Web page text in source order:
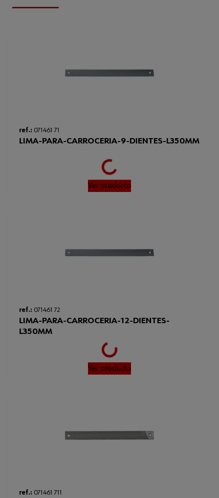
110 mm
ref.: 071461 71
LIMA-PARA-CARROCERIA-9-DIENTES-L350MM
Loading...
Ver producto
ref.: 071461 72
LIMA-PARA-CARROCERIA-12-DIENTES-
L350MM
Loading...
Ver producto
ref.: 071461 711